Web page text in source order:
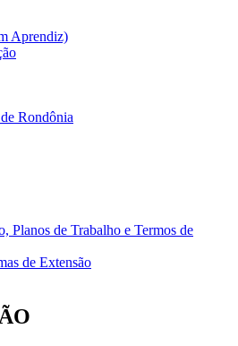
Aprendiz)
Rondônia
Planos de Trabalho e Termos de
de Extensão